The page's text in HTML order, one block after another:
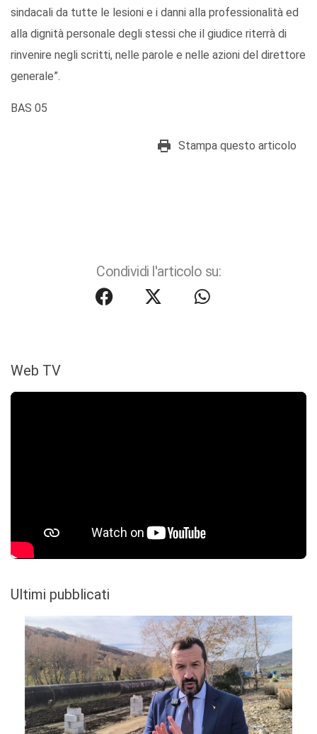
sindacali da tutte le lesioni e i danni alla professionalità ed
alla dignità personale degli stessi che il giudice riterrà di
rinvenire negli scritti, nelle parole e nelle azioni del direttore
generale”.
BAS 05
Stampa questo articolo
Condividi l'articolo su:
Web TV
Ultimi pubblicati